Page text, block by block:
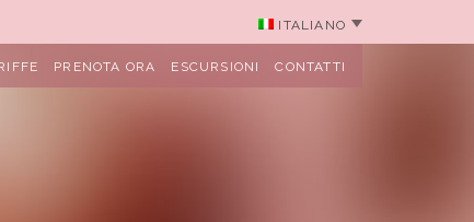
ITALIANO
PRENOTA ORA ESCURSIONI CONTATTI